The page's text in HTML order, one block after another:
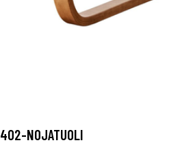
402-NOJATUOLI